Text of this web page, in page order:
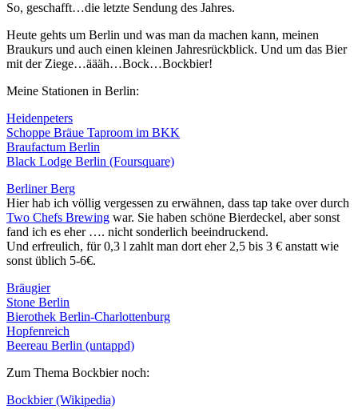
So, geschafft…die letzte Sendung des Jahres.
Heute gehts um Berlin und was man da machen kann, meinen
Braukurs und auch einen kleinen Jahresrückblick. Und um das Bier
mit der Ziege…äääh…Bock…Bockbier!
Meine Stationen in Berlin:
Heidenpeters
Schoppe Bräue Taproom im BKK
Braufactum Berlin
Black Lodge Berlin (Foursquare)
Berliner Berg
Hier hab ich völlig vergessen zu erwähnen, dass tap take over durch
Two Chefs Brewing war. Sie haben schöne Bierdeckel, aber sonst
fand ich es eher …. nicht sonderlich beeindruckend.
Und erfreulich, für 0,3 l zahlt man dort eher 2,5 bis 3 € anstatt wie
sonst üblich 5-6€.
Bräugier
Stone Berlin
Bierothek Berlin-Charlottenburg
Hopfenreich
Beereau Berlin (untappd)
Zum Thema Bockbier noch:
Bockbier (Wikipedia)